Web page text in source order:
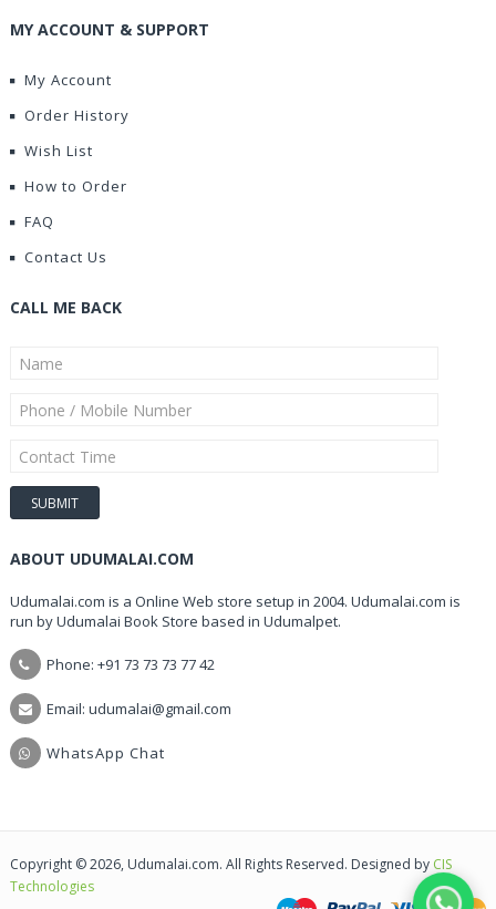
MY ACCOUNT & SUPPORT
My Account
Order History
Wish List
How to Order
FAQ
Contact Us
CALL ME BACK
ABOUT UDUMALAI.COM
Udumalai.com is a Online Web store setup in 2004. Udumalai.com is
run by Udumalai Book Store based in Udumalpet.
Phone: +91 73 73 73 77 42
Email: udumalai@gmail.com
WhatsApp Chat
Copyright © 2026, Udumalai.com. All Rights Reserved. Designed by CIS
Technologies